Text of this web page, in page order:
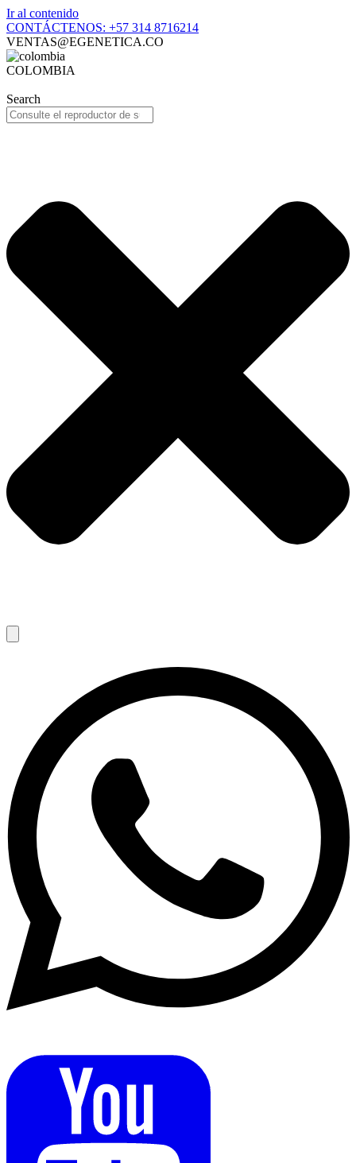
Ir al contenido
CONTÁCTENOS: +57 314 8716214
VENTAS@EGENETICA.CO
COLOMBIA
Search